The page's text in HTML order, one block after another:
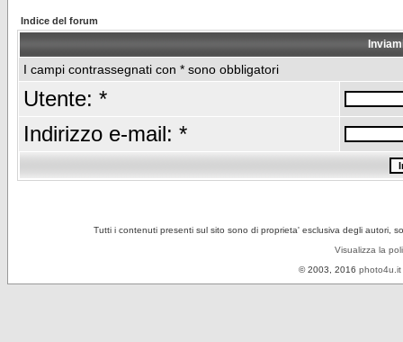
Indice del forum
I campi contrassegnati con * sono obbligatori
Utente: *
Indirizzo e-mail: *
Tutti i contenuti presenti sul sito sono di proprieta' esclusiva degli autori,
Visualizza la
© 2003, 2016 photo4u.it